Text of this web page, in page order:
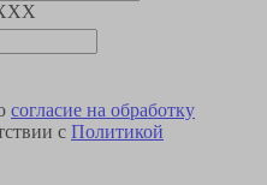
согласие на обработку
с Политикой